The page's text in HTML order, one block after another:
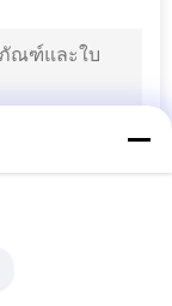
ทูธ